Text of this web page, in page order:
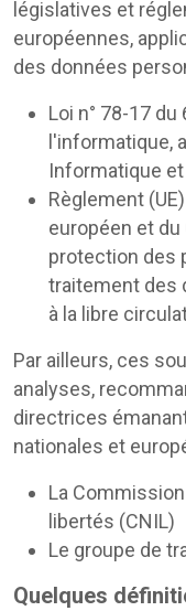
législatives et
européennes,
des données
Loi n° 78-17
l'informatique,
Informatique
Règlement
européen et du
protection des
traitement des
à la libre
Par ailleurs, ces
analyses,
directrices
nationales et
La
libertés (CNIL)
Le groupe de
Quelques